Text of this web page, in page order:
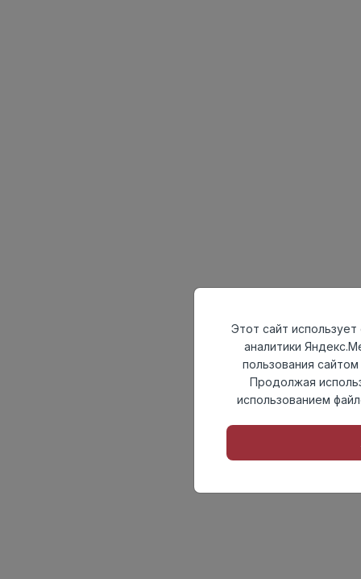
Этот сайт
аналитики
пользования
Продолжая
использованием